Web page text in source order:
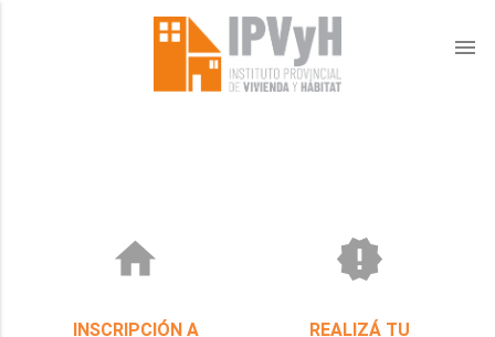
menu
home
INSCRIPCIÓN A
new_releases
REALIZÁ TU